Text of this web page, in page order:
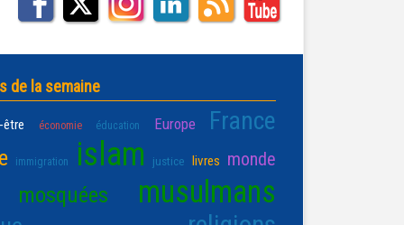
de la semaine
être économie éducation Europe France
immigration islam justice livres monde
mosquées musulmans